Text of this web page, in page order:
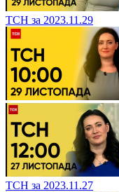
ТСН за 2023.11.29
ТСН за 2023.11.27